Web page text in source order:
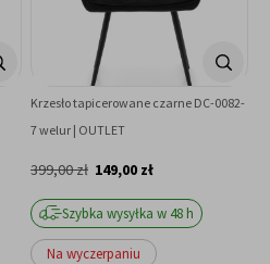
Krzesło tapicerowane czarne DC-0082-
7 welur | OUTLET
149,00 zł
399,00 zł
Szybka wysyłka w 48 h
Na wyczerpaniu